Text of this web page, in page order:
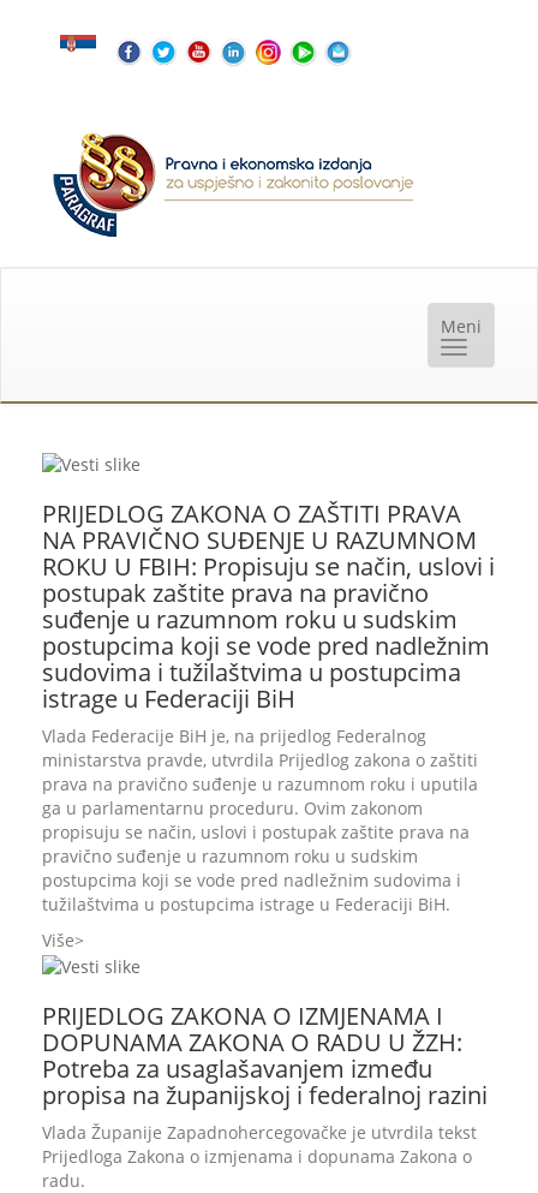
PRIJEDLOG ZAKONA O ZAŠTITI PRAVA
NA PRAVIČNO SUĐENJE U RAZUMNOM
ROKU U FBIH: Propisuju se način, uslovi i
postupak zaštite prava na pravično
suđenje u razumnom roku u sudskim
postupcima koji se vode pred nadležnim
sudovima i tužilaštvima u postupcima
istrage u Federaciji BiH
Vlada Federacije BiH je, na prijedlog Federalnog
ministarstva pravde, utvrdila Prijedlog zakona o zaštiti
prava na pravično suđenje u razumnom roku i uputila
ga u parlamentarnu proceduru. Ovim zakonom
propisuju se način, uslovi i postupak zaštite prava na
pravično suđenje u razumnom roku u sudskim
postupcima koji se vode pred nadležnim sudovima i
tužilaštvima u postupcima istrage u Federaciji BiH.
Više
PRIJEDLOG ZAKONA O IZMJENAMA I
DOPUNAMA ZAKONA O RADU U ŽZH:
Potreba za usaglašavanjem između
propisa na županijskoj i federalnoj razini
Vlada Županije Zapadnohercegovačke je utvrdila tekst
Prijedloga Zakona o izmjenama i dopunama Zakona o
radu.